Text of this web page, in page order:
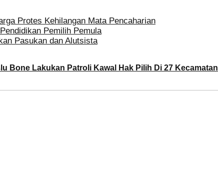
Protes Kehilangan Mata Pencaharian
Pemilih Pemula
Pasukan dan Alutsista
Bone Lakukan Patroli Kawal Hak Pilih Di 27 Kecamatan